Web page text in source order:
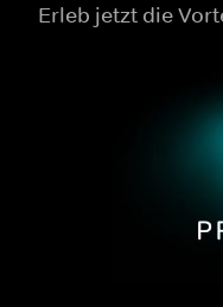
Erleb jetzt die